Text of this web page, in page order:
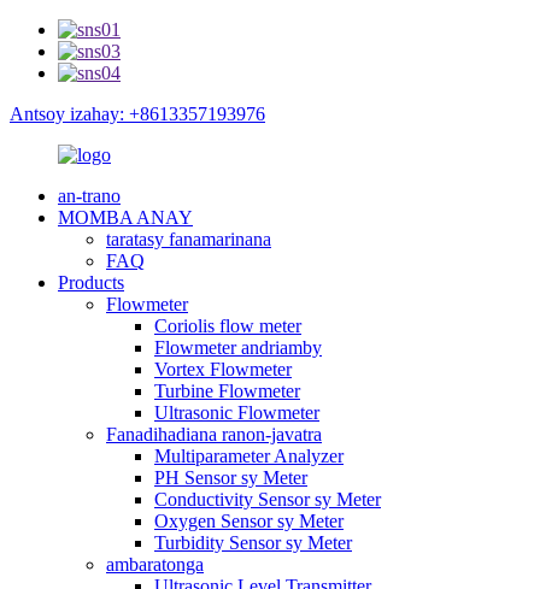
Antsoy izahay: +8613357193976
an-trano
MOMBA ANAY
taratasy fanamarinana
FAQ
Products
Flowmeter
Coriolis flow meter
Flowmeter andriamby
Vortex Flowmeter
Turbine Flowmeter
Ultrasonic Flowmeter
Fanadihadiana ranon-javatra
Multiparameter Analyzer
PH Sensor sy Meter
Conductivity Sensor sy Meter
Oxygen Sensor sy Meter
Turbidity Sensor sy Meter
ambaratonga